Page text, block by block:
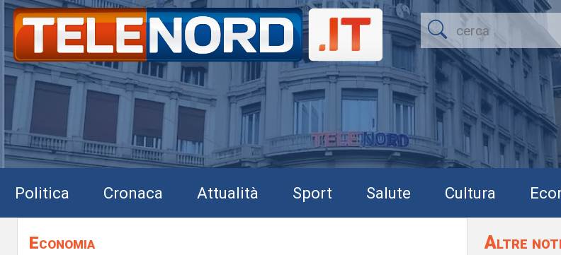
Politica Cronaca Attualità Sport Salute Cultura
Economia Altre